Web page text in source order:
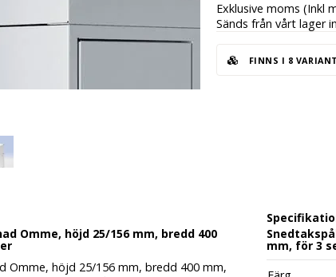
Exklusive moms (Inkl
Sänds från vårt lager
FINNS I 8
Omme, höjd 25/156 mm, bredd 400
Omme, höjd 25/156 mm, bredd 400 mm,
mm, för 3